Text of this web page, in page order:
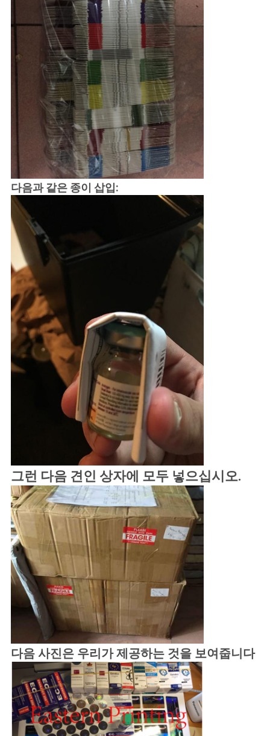
다음과 같은 종이 삽입:
그런 다음 견인 상자에 모두 넣으십시오.
다음 사진은 우리가 제공하는 것을 보여줍니다